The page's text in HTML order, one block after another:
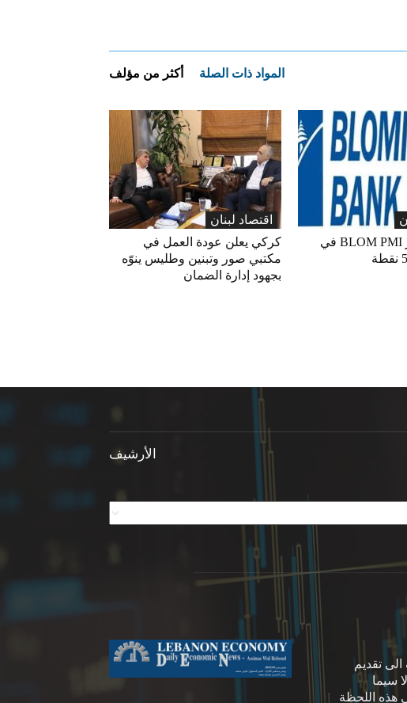
المواد ذات الصلة أكثر من مؤلف
اقتصاد لبنان
كركي يعلن عودة العمل في
مكتبي صور وتبنين وطليس ينوّه
بجهود إدارة الضمان
ارتفاع مؤشر BLOM PMI في
الأرشيف
الى تقديم
سيما
هذه اللحظة